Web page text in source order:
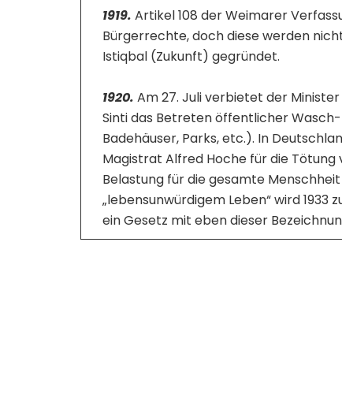
1919. Artikel 108 der Weimarer
Bürgerrechte, doch diese werden
Istiqbal (Zukunft) gegründet.
1920. Am 27. Juli verbietet der
Sinti das Betreten öffentlicher
Badehäuser, Parks, etc.). In
Magistrat Alfred Hoche für die Tötung
Belastung für die gesamte
„lebensunwürdigem Leben“ wird 1933
ein Gesetz mit eben dieser